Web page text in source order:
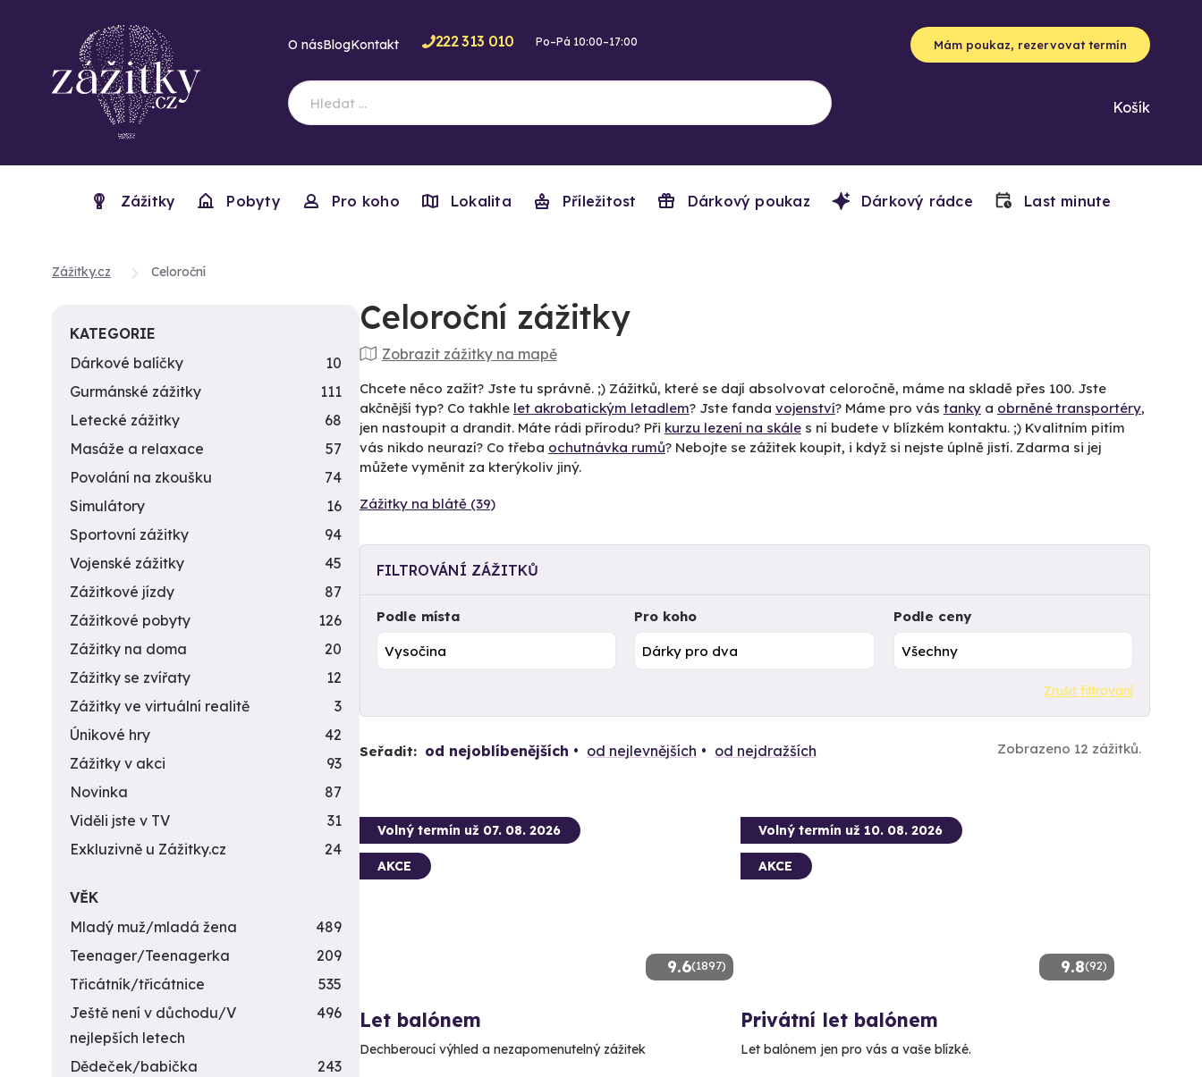
O násBlogKontakt 222 313 010 Po–Pá 10:00–17:00 Mám poukaz, rezervovat termín
Košík
Zážitky Pobyty Pro koho Lokalita Příležitost Dárkový poukaz Dárkový rádce Last minute
Zážitky.cz Celoroční
Celoroční zážitky
Zobrazit zážitky na mapě
Chcete něco zažít? Jste tu správně. ;) Zážitků, které se dají absolvovat celoročně, máme na skladě přes 100. Jste
akčnější typ? Co takhle let akrobatickým letadlem? Jste fanda vojenství? Máme pro vás tankya obrněné transportéry,
jen nastoupit a drandit. Máte rádi přírodu? Při kurzu lezení na skáles ní budete v blízkém kontaktu. ;) Kvalitním pitím
vás nikdo neurazí? Co třeba ochutnávka rumů? Nebojte se zážitek koupit, i když si nejste úplně jistí. Zdarma si jej
můžete vyměnit za kterýkoliv jiný.
Zážitky na blátě (39)
FILTROVÁNÍ ZÁŽITKŮ
Podle místa Pro koho Podle ceny
Zrušit filtrování
Seřadit: od nejoblíbenějších od nejlevnějších od nejdražších Zobrazeno 12 zážitků.
9.6(1897)
Volný termín už 07. 08. 2026
AKCE
Let balónem
Dechberoucí výhled a nezapomenutelný zážitek
9.8(92)
Volný termín už 10. 08. 2026
AKCE
Privátní let balónem
Let balónem jen pro vás a vaše blízké.
KATEGORIE
Dárkové balíčky
10
Gurmánské zážitky
111
Letecké zážitky
68
Masáže a relaxace
57
Povolání na zkoušku
74
Simulátory
16
Sportovní zážitky
94
Vojenské zážitky
45
Zážitkové jízdy
87
Zážitkové pobyty
126
Zážitky na doma
20
Zážitky se zvířaty
12
Zážitky ve virtuální realitě
3
Únikové hry
42
Zážitky v akci
93
Novinka
87
Viděli jste v TV
31
Exkluzivně u Zážitky.cz
24
VĚK
Mladý muž/mladá žena
489
Teenager/Teenagerka
209
Třicátník/třicátnice
535
Ještě není v důchodu/V
nejlepších letech
496
Dědeček/babička
243